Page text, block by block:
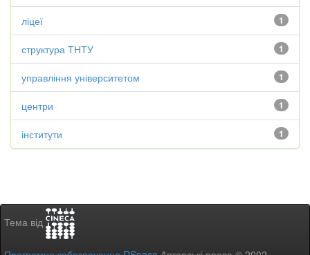
1
ліцеї
1
структура ТНТУ
1
управління університетом
1
центри
1
інститути
Тема від